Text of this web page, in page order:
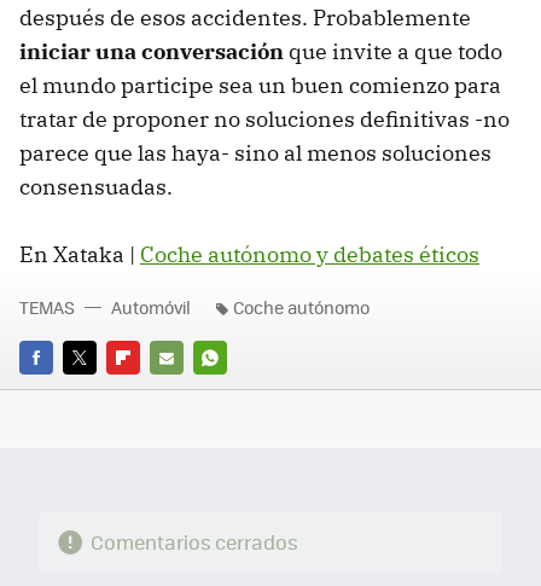
después de esos accidentes. Probablemente
iniciar una conversación que invite a que todo
el mundo participe sea un buen comienzo para
tratar de proponer no soluciones definitivas -no
parece que las haya- sino al menos soluciones
consensuadas.
En Xataka | Coche autónomo y debates éticos
FACEBOOK
TWITTERFLIPBOARD
E-
WHATSAPP
TEMAS Automóvil Coche autónomo
Comentarios cerrados